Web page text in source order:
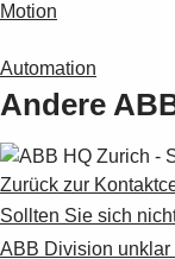
Motion
Automation
Andere
Zurück zur
Sollten Sie sich
ABB Division unklar